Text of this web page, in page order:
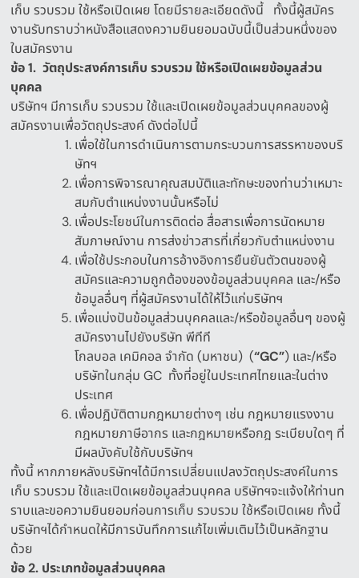
เก็บ รวบรวม ใช้หรือเปิดเผย โดยมีรายละเอียดดังนี้
ทั้งนี้ผู้สมัคร
งานรับทราบว่าหนังสือแสดงความยินยอมฉบับนี้เป็นส่วนหนึ่งของ
ใบสมัครงาน
ข้อ1. วัตถุประสงค์การเก็บ รวบรวมใช้หรือเปิดเผยข้อมูลส่วน
บุคคล
บริษัทฯ มีการเก็บ รวบรวม ใช้และเปิดเผยข้อมูลส่วนบุคคลของผู้
สมัครงานเพื่อวัตถุประสงค์ ดังต่อไปนี้
เพื่อใช้ในการดำเนินการตามกระบวนการสรรหาของบริ
ษัทฯ
เพื่อการพิจารณาคุณสมบัติและทักษะของท่านว่าเหมาะ
สมกับตำแหน่งงานนั้นหรือไม่
เพื่อประโยชน์ในการติดต่อ สื่อสารเพื่อการนัดหมาย
สัมภาษณ์งาน การส่งข่าวสารที่เกี่ยวกับตำแหน่งงาน
เพื่อใช้ประกอบในการอ้างอิงการยืนยันตัวตนของผู้
สมัครและความถูกต้องของข้อมูลส่วนบุคคล และ/หรือ
ข้อมูลอื่นๆ ที่ผู้สมัครงานได้ให้ไว้แก่บริษัทฯ
เพื่อแบ่งปันข้อมูลส่วนบุคคลและ/หรือข้อมูลอื่นๆ ของผู้
สมัครงานไปยังบริษัท พีทีที
โกลบอล เคมิคอล จำกัด (มหาชน) (“GC”) และ/หรือ
บริษัทในกลุ่ม GC ทั้งที่อยู่ในประเทศไทยและในต่าง
ประเทศ
เพื่อปฏิบัติตามกฎหมายต่างๆ เช่น กฎหมายแรงงาน
กฎหมายภาษีอากร และกฎหมายหรือกฎ ระเบียบใดๆ ที่
มีผลบังคับใช้กับบริษัทฯ
ทั้งนี้ หากภายหลังบริษัทฯได้มีการเปลี่ยนแปลงวัตถุประสงค์ในการ
เก็บ รวบรวม ใช้และเปิดเผยข้อมูลส่วนบุคคล บริษัทฯจะแจ้งให้ท่านท
ราบและขอความยินยอมก่อนการเก็บ รวบรวม ใช้หรือเปิดเผย ทั้งนี้
บริษัทฯได้กำหนดให้มีการบันทึกการแก้ไขเพิ่มเติมไว้เป็นหลักฐาน
ด้วย
ข้อ2. ประเภทข้อมูลส่วนบุคคล